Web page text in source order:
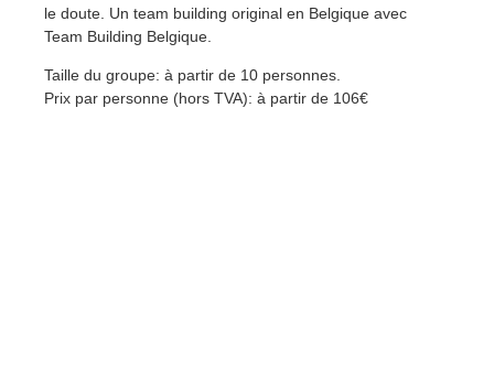
le doute. Un team building original en Belgique avec
Team Building Belgique.
Taille du groupe: à partir de 10 personnes.
Prix par personne (hors TVA): à partir de 106€